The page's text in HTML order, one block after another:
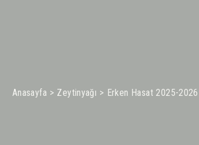
Anasayfa Zeytinyağı Erken Hasat 2025-2026